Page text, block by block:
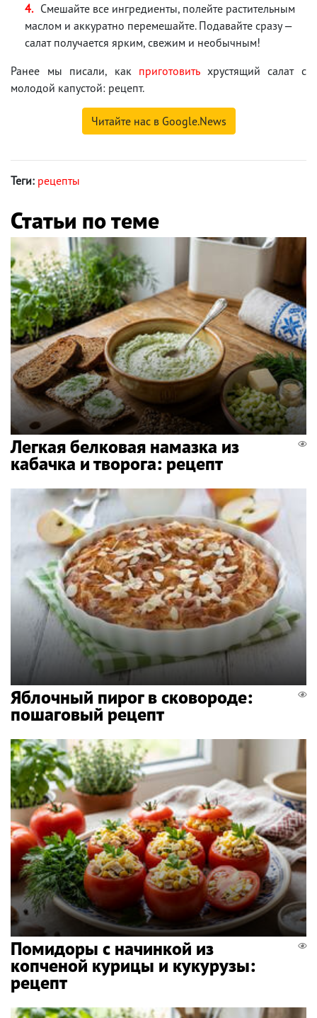
Смешайте все ингредиенты, полейте растительным
маслом и аккуратно перемешайте. Подавайте сразу —
салат получается ярким, свежим и необычным!
Ранее мы писали, как приготовитьхрустящий салат с
молодой капустой: рецепт.
Читайте нас в Google.News
Теги: рецепты
Статьи по теме
Легкая белковая намазка из
кабачка и творога: рецепт
Яблочный пирог в сковороде:
пошаговый рецепт
Помидоры с начинкой из
копченой курицы и кукурузы:
рецепт